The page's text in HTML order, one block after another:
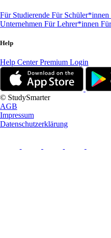
Für Studierende Für Schüler*innen
Unternehmen Für Lehrer*innen
Help
Help CenterPremium Login
© StudySmarter
AGB
Impressum
Datenschutzerklärung